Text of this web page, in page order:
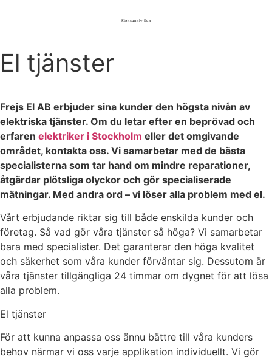
El tjänster
Frejs El AB erbjuder sina kunder den högsta nivån av
elektriska tjänster. Om du letar efter en beprövad och
erfaren elektriker i Stockholm eller det omgivande
området, kontakta oss. Vi samarbetar med de bästa
specialisterna som tar hand om mindre reparationer,
åtgärdar plötsliga olyckor och gör specialiserade
mätningar. Med andra ord – vi löser alla problem med el.
Vårt erbjudande riktar sig till både enskilda kunder och
företag. Så vad gör våra tjänster så höga? Vi samarbetar
bara med specialister. Det garanterar den höga kvalitet
och säkerhet som våra kunder förväntar sig. Dessutom är
våra tjänster tillgängliga 24 timmar om dygnet för att lösa
alla problem.
El tjänster
För att kunna anpassa oss ännu bättre till våra kunders
behov närmar vi oss varje applikation individuellt. Vi gör